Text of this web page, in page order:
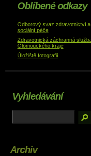
Oblíbené odkazy
Odborový svaz zdravotnictví a
sociální péče
Zdravotnická záchranná
Olomouckého kraje
Úložiště fotografií
Vyhledávání
Archiv